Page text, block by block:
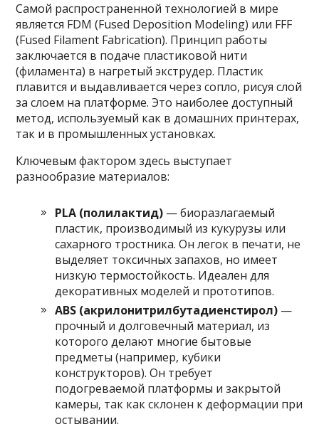
Самой распространенной технологией в мире
является FDM (Fused Deposition Modeling) или FFF
(Fused Filament Fabrication). Принцип работы
заключается в подаче пластиковой нити
(филамента) в нагретый экструдер. Пластик
плавится и выдавливается через сопло, рисуя слой
за слоем на платформе. Это наиболее доступный
метод, используемый как в домашних принтерах,
так и в промышленных установках.
Ключевым фактором здесь выступает
разнообразие материалов:
PLA (полилактид) — биоразлагаемый
пластик, производимый из кукурузы или
сахарного тростника. Он легок в печати, не
выделяет токсичных запахов, но имеет
низкую термостойкость. Идеален для
декоративных моделей и прототипов.
ABS (акрилонитрилбутадиенстирол) —
прочный и долговечный материал, из
которого делают многие бытовые
предметы (например, кубики
конструкторов). Он требует
подогреваемой платформы и закрытой
камеры, так как склонен к деформации при
остывании.